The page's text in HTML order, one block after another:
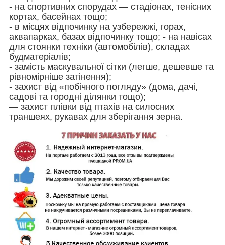
- на спортивних спорудах — стадіонах, тенісних
кортах, басейнах тощо;
- в місцях відпочинку на узбережжі, горах,
аквапарках, базах відпочинку тощо; - на навісах
для стоянки техніки (автомобілів), складах
будматеріалів;
- замість маскувальної сітки (легше, дешевше та
рівномірніше затінення);
- захист від «побічного погляду» (дома, дачі,
садові та городні ділянки тощо);
— захист плівки від птахів на силосних
траншеях, рукавах для зберігання зерна.